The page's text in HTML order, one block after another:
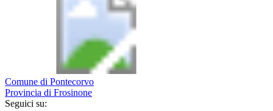
Comune di Pontecorvo
Provincia di Frosinone
Seguici su: